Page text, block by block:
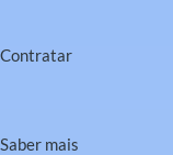
Contratar
Saber mais